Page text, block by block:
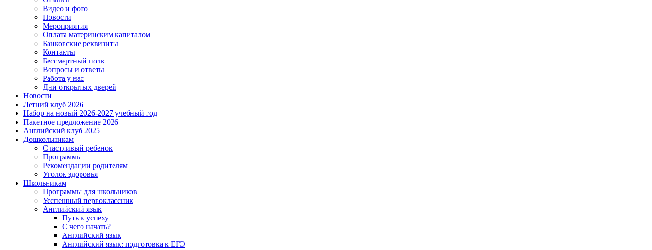
Видео и фото
Новости
Мероприятия
Оплата материнским капиталом
Банковские реквизиты
Контакты
Бессмертный полк
Вопросы и ответы
Работа у нас
Дни открытых дверей
Новости
Летний клуб 2026
Набор на новый 2026-2027 учебный год
Пакетное предложение 2026
Английский клуб 2025
Дошкольникам
Счастливый ребенок
Программы
Рекомендации родителям
Уголок здоровья
Школьникам
Программы для школьников
Усспешный первоклассник
Английский язык
Путь к успеху
С чего начать?
Английский язык
Английский язык: подготовка к ЕГЭ